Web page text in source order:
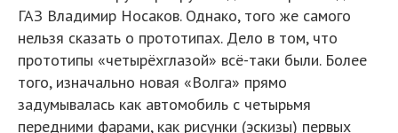
ГАЗ Владимир Носаков. Однако, того же самого
нельзя сказать о прототипах. Дело в том, что
прототипы «четырёхглазой» всё-таки были. Более
того, изначально новая «Волга» прямо
задумывалась как автомобиль с четырьмя
передними фарами, как рисунки (эскизы) первых